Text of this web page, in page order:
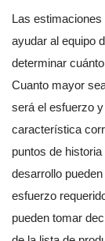
Las estimaciones
ayudar al equipo
determinar
Cuanto mayor
será el esfuerzo
característica
puntos de
desarrollo
esfuerzo
pueden tomar